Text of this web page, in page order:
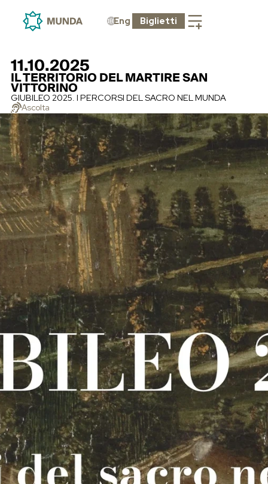
Eng Biglietti
11.10.2025
IL TERRITORIO DEL MARTIRE SAN
VITTORINO
GIUBILEO 2025. I PERCORSI DEL SACRO NEL MUNDA
Ascolta